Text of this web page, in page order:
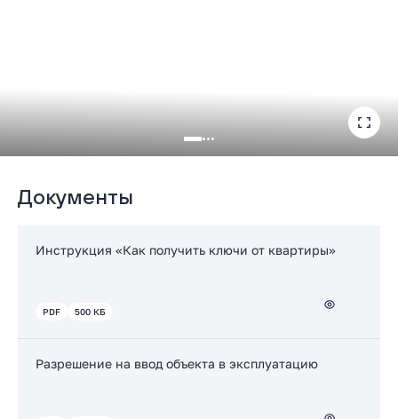
Документы
Инструкция «Как получить ключи от квартиры»
PDF 500 КБ
Разрешение на ввод объекта в эксплуатацию